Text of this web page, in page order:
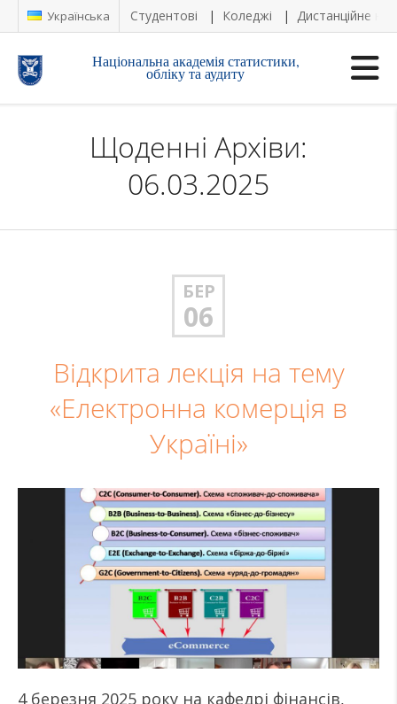
Українська Студентові Коледжі Дистанційне
Національна академія статистики,
обліку та аудиту
Щоденні Архіви:
06.03.2025
БЕР
06
Відкрита лекція на тему
«Електронна комерція в
Україні»
4 березня 2025 року на кафедрі фінансів,